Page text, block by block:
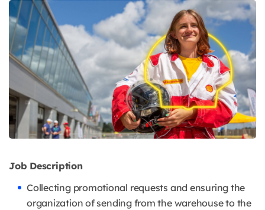
Job Description
Collecting promotional requests and ensuring the
organization of sending from the warehouse to the